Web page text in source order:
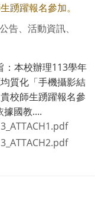
踴躍報名參加。
告、活動資訊、
：本校辦理113學年
質化「手機攝影結
校師生踴躍報名參
據國教....